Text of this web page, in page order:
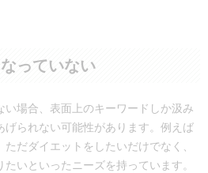
っていない
い場合、表面上のキーワードしか汲み
げられない可能性があります。例えば
だダイエットをしたいだけでなく、
いといったニーズを持っています。